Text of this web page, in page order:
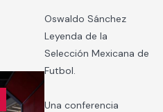
Oswaldo Sánchez
Leyenda de la
Selección Mexicana de
Futbol.
Una conferencia